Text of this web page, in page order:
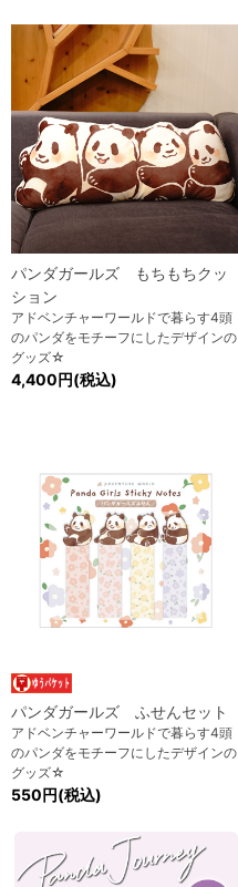
パンダガールズ もちもちクッ
ション
アドベンチャーワールドで暮らす4頭
のパンダをモチーフにしたデザインの
グッズ☆
4,400円(税込)
パンダガールズ ふせんセット
アドベンチャーワールドで暮らす4頭
のパンダをモチーフにしたデザインの
グッズ☆
550円(税込)